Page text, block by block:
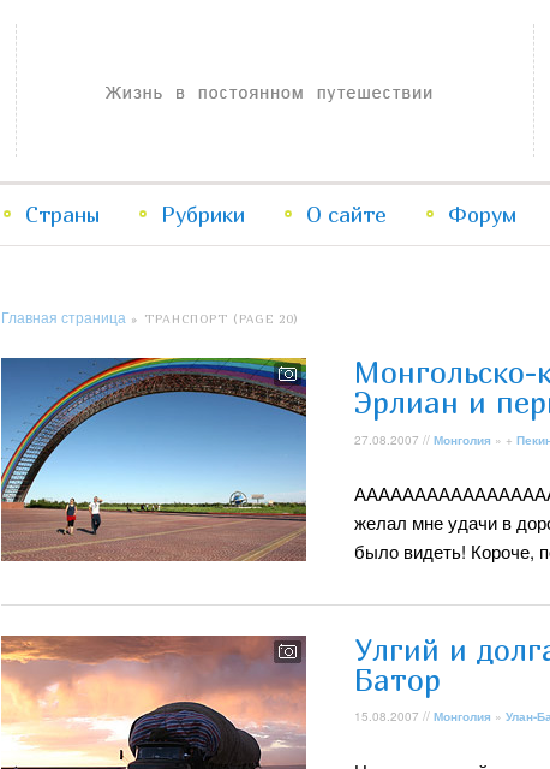
Жизнь в постоянном путешествии
Перейти
содержимому
Перейти
содержимому
Страны Рубрики О сайте Форум
Главная страница » ТРАНСПОРТ (PAGE 20)
Монгольско-
Эрлиан и
27.08.2007 // Монголия » +
желал мне удачи в
было видеть! Короче,
Улгий и
Батор
15.08.2007 // Монголия » Улан-